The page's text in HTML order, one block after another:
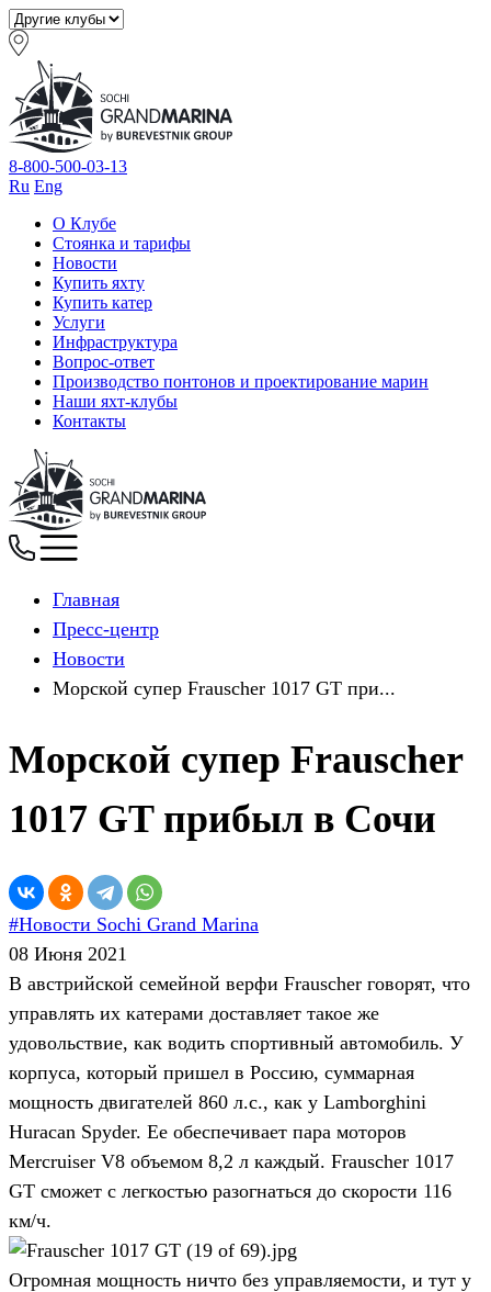
8-800-500-03-13
Ru Eng
О Клубе
Стоянка и тарифы
Новости
Купить яхту
Купить катер
Услуги
Инфраструктура
Вопрос-ответ
Производство понтонов и проектирование марин
Наши яхт-клубы
Контакты
Главная
Пресс-центр
Новости
Морской супер Frauscher 1017 GT при...
Морской супер Frauscher
1017 GT прибыл в Сочи
#Новости Sochi Grand Marina
08 Июня 2021
В австрийской семейной верфи Frauscher говорят, что
управлять их катерами доставляет такое же
удовольствие, как водить спортивный автомобиль. У
корпуса, который пришел в Россию, суммарная
мощность двигателей 860 л.с., как у Lamborghini
Huracan Spyder. Ее обеспечивает пара моторов
Mercruiser V8 объемом 8,2 л каждый. Frauscher 1017
GT сможет c легкостью разогнаться до скорости 116
км/ч.
Огромная мощность ничто без управляемости, и тут у